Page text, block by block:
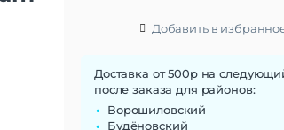
Добавить в
Доставка от 500р на
после заказа для районов:
Ворошиловский
Будёновский